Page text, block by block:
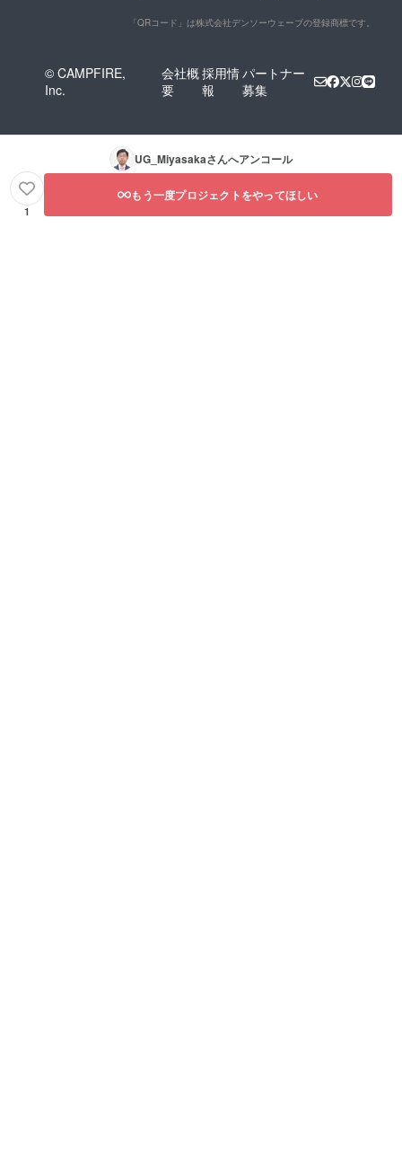
「QRコード」は株式会社デンソーウェーブの登録商標です。
© CAMPFIRE,
Inc.
会社概
要
採用情
報
パートナー
募集
UG_Miyasakaさんへアンコール
1
もう一度プロジェクトをやってほしい